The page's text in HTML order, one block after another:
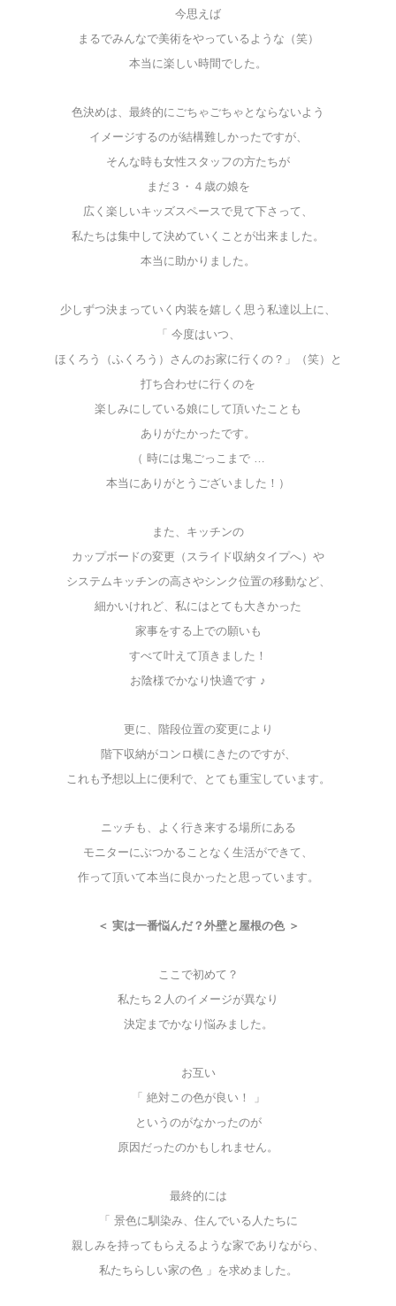
今思えば
まるでみんなで美術をやっているような（笑）
本当に楽しい時間でした。
色決めは、最終的にごちゃごちゃとならないよう
イメージするのが結構難しかったですが、
そんな時も女性スタッフの方たちが
まだ３・４歳の娘を
広く楽しいキッズスペースで見て下さって、
私たちは集中して決めていくことが出来ました。
本当に助かりました。
少しずつ決まっていく内装を嬉しく思う私達以上に、
「 今度はいつ、
ほくろう（ふくろう）さんのお家に行くの？」（笑）と
打ち合わせに行くのを
楽しみにしている娘にして頂いたことも
ありがたかったです。
（ 時には鬼ごっこまで …
本当にありがとうございました！）
また、キッチンの
カップボードの変更（スライド収納タイプへ）や
システムキッチンの高さやシンク位置の移動など、
細かいけれど、私にはとても大きかった
家事をする上での願いも
すべて叶えて頂きました！
お陰様でかなり快適です ♪
更に、階段位置の変更により
階下収納がコンロ横にきたのですが、
これも予想以上に便利で、とても重宝しています。
ニッチも、よく行き来する場所にある
モニターにぶつかることなく生活ができて、
作って頂いて本当に良かったと思っています。
＜ 実は一番悩んだ？外壁と屋根の色 ＞
ここで初めて？
私たち２人のイメージが異なり
決定までかなり悩みました。
お互い
「 絶対この色が良い！ 」
と いうのがなかったのが
原因だったのかもしれません。
最終的には
「 景色に馴染み、 住んでいる人たちに
親しみを持ってもらえるような家でありながら、
私たちらしい家の色 」を求めました。